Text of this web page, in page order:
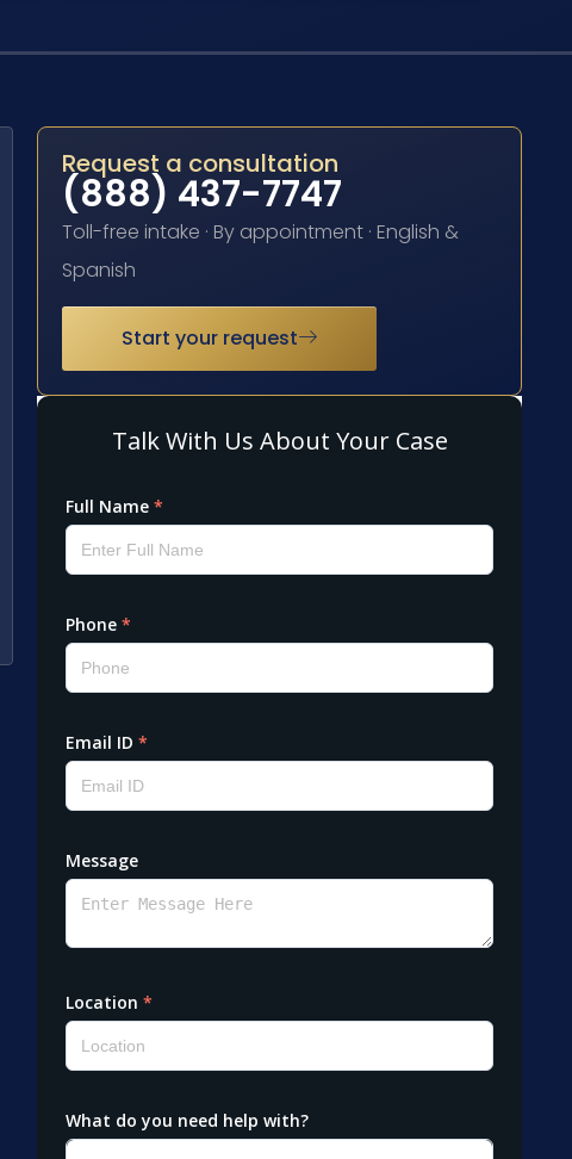
Request a consultation
(888) 437-7747
Toll-free intake · By appointment · English &
Spanish
Start your request